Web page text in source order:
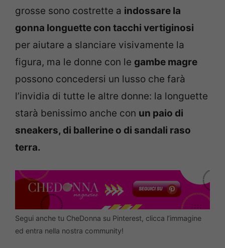
grosse sono costrette a indossare la
gonna longuette con tacchi vertiginosi
per aiutare a slanciare visivamente la
figura, ma le donne con le gambe magre
possono concedersi un lusso che farà
l’invidia di tutte le altre donne: la longuette
starà benissimo anche con un paio di
sneakers, di ballerine o di sandali raso
terra.
Segui anche tu CheDonna su Pinterest, clicca l’immagine
ed entra nella nostra community!